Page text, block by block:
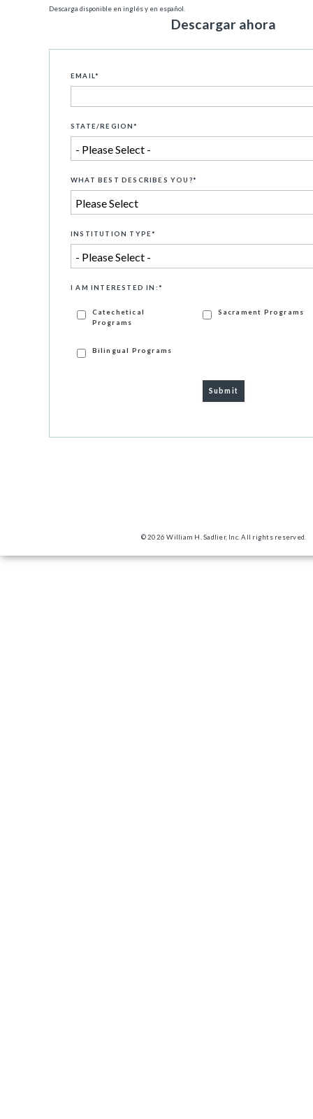
Descarga disponible en inglés y en español.
Descargar ahora
EMAIL *
STATE/REGION*
WHAT BEST DESCRIBES YOU?*
INSTITUTION TYPE*
I AM INTERESTED IN:*
Catechetical
Programs
Sacrament Programs
Bilingual Programs
© 2026 William H. Sadlier, Inc. All rights reserved.